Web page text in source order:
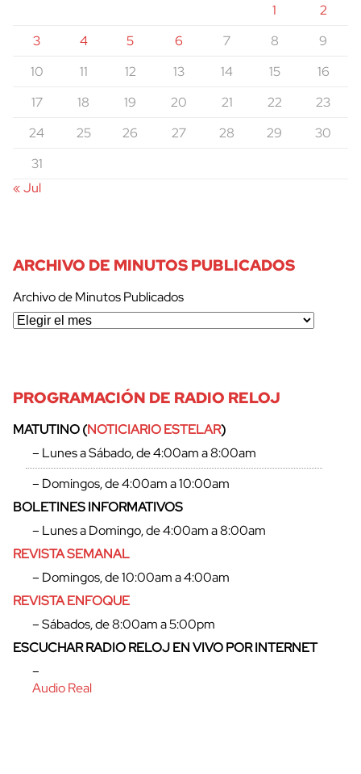
cerrar
1
2
3
4 5 6 7 8
9
10
11 12 13 14 15
16
17
18 19 20 21 22
23
24
25 26 27 28 29
30
31
« Jul
ARCHIVO DE MINUTOS PUBLICADOS
Archivo de Minutos Publicados
PROGRAMACIÓN DE RADIO RELOJ
MATUTINO (NOTICIARIO ESTELAR)
– Lunes a Sábado, de 4:00am a 8:00am
– Domingos, de 4:00am a 10:00am
BOLETINES INFORMATIVOS
– Lunes a Domingo, de 4:00am a 8:00am
REVISTA SEMANAL
– Domingos, de 10:00am a 4:00am
REVISTA ENFOQUE
– Sábados, de 8:00am a 5:00pm
ESCUCHAR RADIO RELOJ EN VIVO POR INTERNET
–
Audio Real